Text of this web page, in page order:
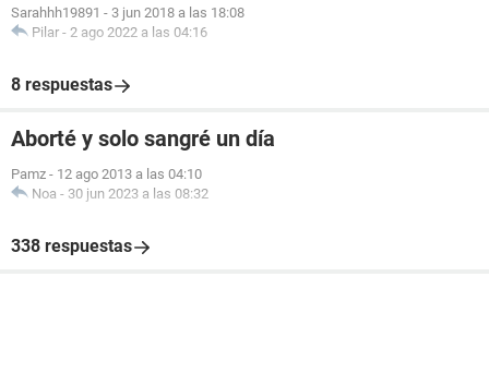
Sarahhh19891 - 3 jun 2018 a las 18:08
Pilar - 2 ago 2022 a las 04:16
8 respuestas
Aborté y solo sangré un día
Pamz - 12 ago 2013 a las 04:10
Noa - 30 jun 2023 a las 08:32
338 respuestas